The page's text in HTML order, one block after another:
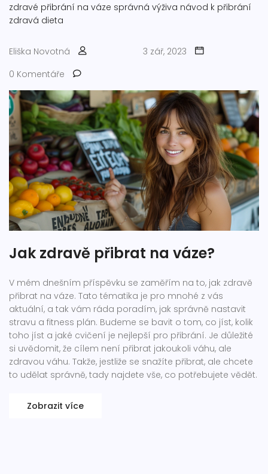
zdravé přibrání na váze správná výživa návod k přibrání
zdravá dieta
Eliška Novotná
3 zář, 2023
0 Komentáře
Jak zdravě přibrat na váze?
V mém dnešním příspěvku se zaměřím na to, jak zdravě
přibrat na váze. Tato tématika je pro mnohé z vás
aktuální, a tak vám ráda poradím, jak správně nastavit
stravu a fitness plán. Budeme se bavit o tom, co jíst, kolik
toho jíst a jaké cvičení je nejlepší pro přibrání. Je důležité
si uvědomit, že cílem není přibrat jakoukoli váhu, ale
zdravou váhu. Takže, jestliže se snažíte přibrat, ale chcete
to udělat správně, tady najdete vše, co potřebujete vědět.
Zobrazit více